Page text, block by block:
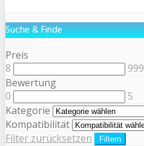
Suche & Finde
Preis
8
999
Bewertung
0
5
Kategorie
Kompatibilität
Filter zurücksetzen
Filtern